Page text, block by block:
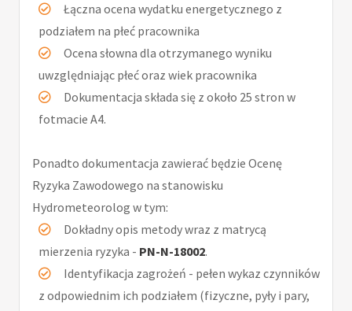
Łączna ocena wydatku energetycznego z
podziałem na płeć pracownika
Ocena słowna dla otrzymanego wyniku
uwzględniając płeć oraz wiek pracownika
Dokumentacja składa się z około 25 stron w
fotmacie A4.
Ponadto dokumentacja zawierać będzie Ocenę
Ryzyka Zawodowego na stanowisku
Hydrometeorolog w tym:
Dokładny opis metody wraz z matrycą
mierzenia ryzyka - PN-N-18002.
Identyfikacja zagrożeń - pełen wykaz czynników
z odpowiednim ich podziałem (fizyczne, pyły i pary,